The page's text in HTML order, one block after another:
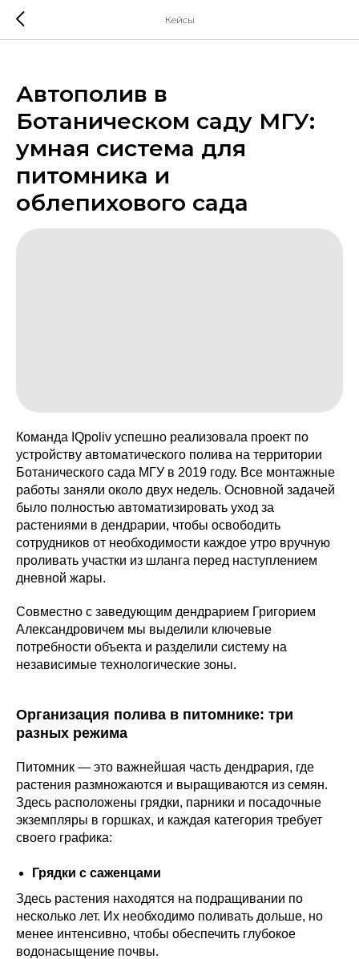
Кейсы
Автополив в
Ботаническом саду МГУ:
умная система для
питомника и
облепихового сада
Команда IQpoliv успешно реализовала проект по
устройству автоматического полива на территории
Ботанического сада МГУ в 2019 году. Все монтажные
работы заняли около двух недель. Основной задачей
было полностью автоматизировать уход за
растениями в дендрарии, чтобы освободить
сотрудников от необходимости каждое утро вручную
проливать участки из шланга перед наступлением
дневной жары.
Совместно с заведующим дендрарием Григорием
Александровичем мы выделили ключевые
потребности объекта и разделили систему на
независимые технологические зоны.
Организация полива в питомнике: три
разных режима
Питомник — это важнейшая часть дендрария, где
растения размножаются и выращиваются из семян.
Здесь расположены грядки, парники и посадочные
экземпляры в горшках, и каждая категория требует
своего графика:
Грядки с саженцами
Здесь растения находятся на подращивании по
несколько лет. Их необходимо поливать дольше, но
менее интенсивно, чтобы обеспечить глубокое
водонасыщение почвы.